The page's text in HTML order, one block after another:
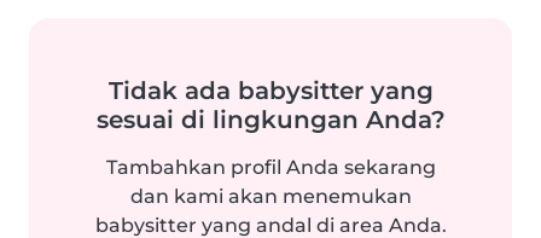
Tidak ada babysitter yang
sesuai di lingkungan Anda?
Tambahkan profil Anda sekarang
dan kami akan menemukan
babysitter yang andal di area Anda.